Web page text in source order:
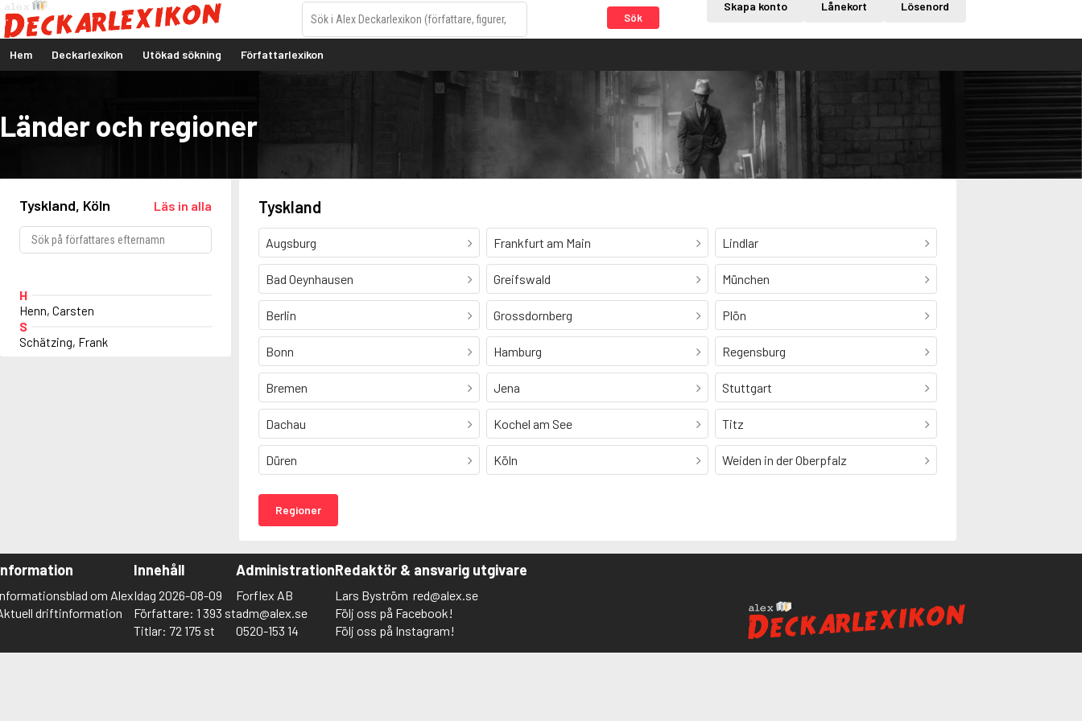
Sök
Skapa konto Lånekort Lösenord
Hem Deckarlexikon Utökad sökning Författarlexikon
Länder och regioner
Tyskland, Köln Läs in alla
H
Henn, Carsten
S
Schätzing, Frank
Tyskland
Augsburg
Bad Oeynhausen
Berlin
Bonn
Bremen
Dachau
Düren
Frankfurt am Main
Greifswald
Grossdornberg
Hamburg
Jena
Kochel am See
Köln
Lindlar
München
Plön
Regensburg
Stuttgart
Titz
Weiden in der Oberpfalz
Regioner
om Alex
driftinformation
Innehåll
Idag 2026-08-09
Författare: 1 393 st
Titlar: 72 175 st
Administration
Forflex AB
adm@alex.se
0520-153 14
Redaktör & ansvarig utgivare
Lars Byström red@alex.se
Följ oss på Facebook!
Följ oss på Instagram!